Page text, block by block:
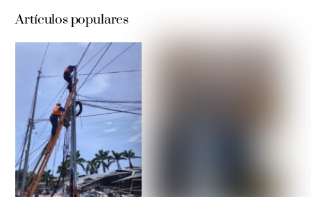
Artículos populares